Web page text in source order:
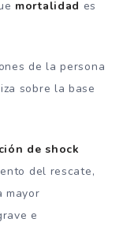
mortalidad es
de la persona
sobre la base
de shock
del rescate,
mayor
e